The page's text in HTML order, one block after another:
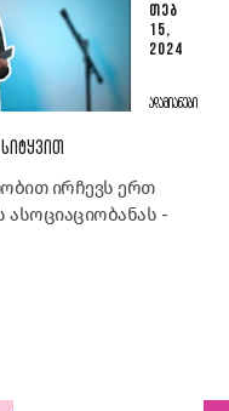
ᲗᲔᲑ
15,
2024
ᲐᲓᲐᲛᲘᲐᲜᲔᲑᲘ
ირჩევს ერთ
ასოციაციობანას -